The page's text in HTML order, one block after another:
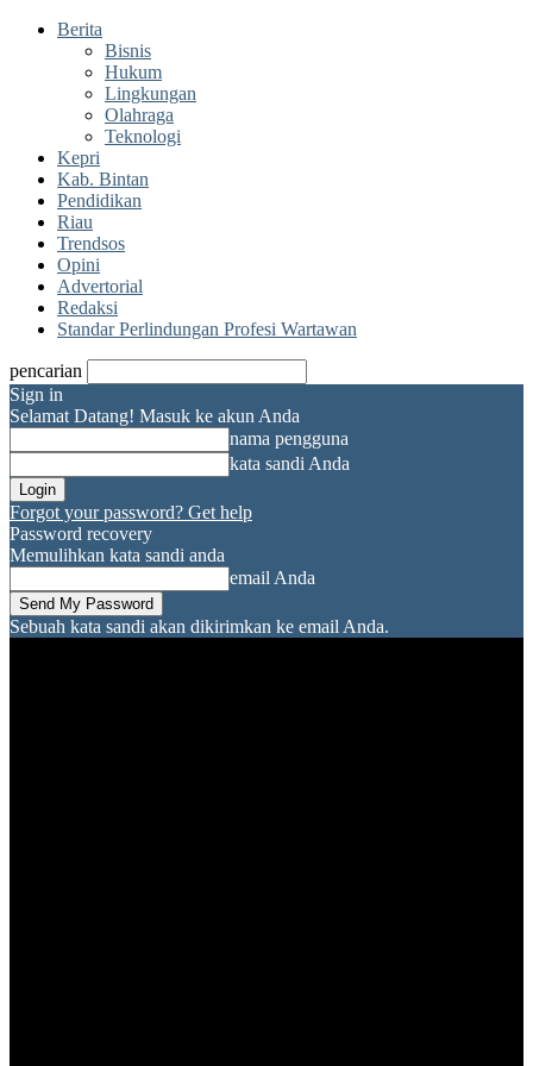
Berita
Bisnis
Hukum
Lingkungan
Olahraga
Teknologi
Kepri
Kab. Bintan
Pendidikan
Riau
Trendsos
Opini
Advertorial
Redaksi
Standar Perlindungan Profesi Wartawan
pencarian
Sign in
Selamat Datang! Masuk ke akun Anda
nama pengguna
kata sandi Anda
Forgot your password? Get help
Password recovery
Memulihkan kata sandi anda
email Anda
Sebuah kata sandi akan dikirimkan ke email Anda.